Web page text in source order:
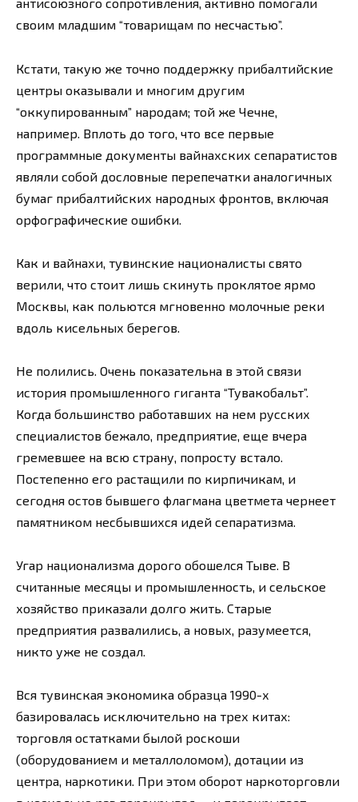
антисоюзного сопротивления, активно помогали
своим младшим “товарищам по несчастью”.
Кстати, такую же точно поддержку прибалтийские
центры оказывали и многим другим
“оккупированным” народам; той же Чечне,
например. Вплоть до того, что все первые
программные документы вайнахских сепаратистов
являли собой дословные перепечатки аналогичных
бумаг прибалтийских народных фронтов, включая
орфографические ошибки.
Как и вайнахи, тувинские националисты свято
верили, что стоит лишь скинуть проклятое ярмо
Москвы, как польются мгновенно молочные реки
вдоль кисельных берегов.
Не полились. Очень показательна в этой связи
история промышленного гиганта “Тувакобальт”.
Когда большинство работавших на нем русских
специалистов бежало, предприятие, еще вчера
гремевшее на всю страну, попросту встало.
Постепенно его растащили по кирпичикам, и
сегодня остов бывшего флагмана цветмета чернеет
памятником несбывшихся идей сепаратизма.
Угар национализма дорого обошелся Тыве. В
считанные месяцы и промышленность, и сельское
хозяйство приказали долго жить. Старые
предприятия развалились, а новых, разумеется,
никто уже не создал.
Вся тувинская экономика образца 1990-х
базировалась исключительно на трех китах:
торговля остатками былой роскоши
(оборудованием и металлоломом), дотации из
центра, наркотики. При этом оборот наркоторговли